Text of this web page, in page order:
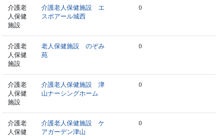
介護老
人保健
施設
介護老人保健施設 エ
スポアール城西
0
介護老
人保健
施設
老人保健施設 のぞみ
苑
0
介護老
人保健
施設
介護老人保健施設 津
山ナーシングホーム
0
介護老
人保健
介護老人保健施設 ケ
アガーデン津山
0